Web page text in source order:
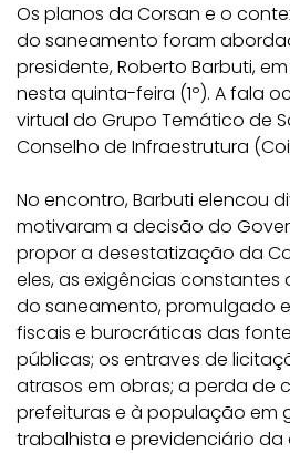
Os planos da Corsan e o
do saneamento foram
presidente, Roberto Barbuti,
nesta quinta-feira (1º). A fala
virtual do Grupo Temático de
Conselho de Infraestrutura
No encontro, Barbuti elencou
motivaram a decisão do
propor a desestatização da
eles, as exigências
do saneamento, promulgado
fiscais e burocráticas das
públicas; os entraves de
atrasos em obras; a perda de
prefeituras e à população em
trabalhista e previdenciário da